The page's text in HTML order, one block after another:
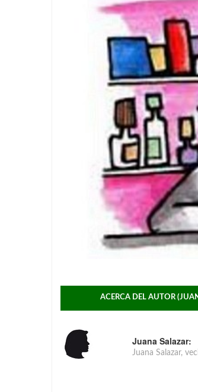
ACERCA DEL AUTOR
Juana Salazar:
Juana Salazar,